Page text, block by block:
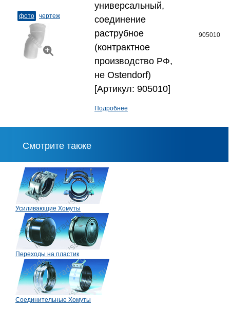
фото чертеж
универсальный,
соединение
раструбное
(контрактное
производство РФ,
не Ostendorf)
[Артикул: 905010]
Подробнее
905010
Смотрите также
Усиливающие Хомуты
Переходы на пластик
Соединительные Хомуты